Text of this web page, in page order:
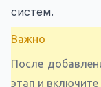
систем.
Важно
После
этап и включите